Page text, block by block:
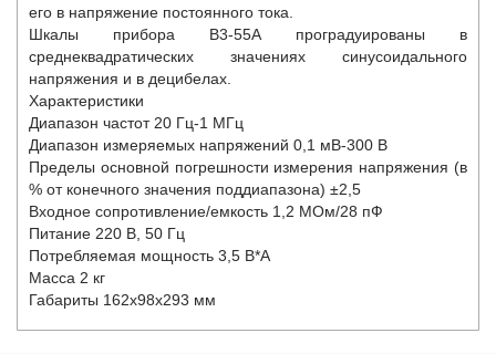
его в напряжение постоянного тока.
Шкалы прибора В3-55А проградуированы в
среднеквадратических значениях синусоидального
напряжения и в децибелах.
Характеристики
Диапазон частот 20 Гц-1 МГц
Диапазон измеряемых напряжений 0,1 мВ-300 В
Пределы основной погрешности измерения напряжения (в
% от конечного значения поддиапазона) ±2,5
Входное сопротивление/емкость 1,2 МОм/28 пФ
Питание 220 В, 50 Гц
Потребляемая мощность 3,5 В*А
Масса 2 кг
Габариты 162х98х293 мм